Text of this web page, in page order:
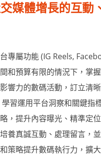
媒體增長的互動
台專屬功能 (IG Reels,
間和預算有限的情況下，掌
響力的數碼活動，訂立清
學習運用平台洞察和關鍵指
，提升內容曝光、精準定
養真誠互動、處理留言，
策略提升數碼執行力，擴